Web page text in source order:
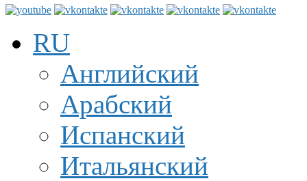
RU
Английский
Арабский
Испанский
Итальянский